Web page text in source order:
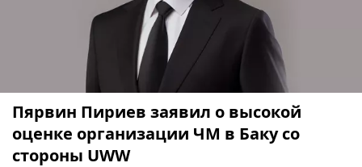
Пярвин Пириев заявил о высокой
оценке организации ЧМ в Баку со
стороны UWW